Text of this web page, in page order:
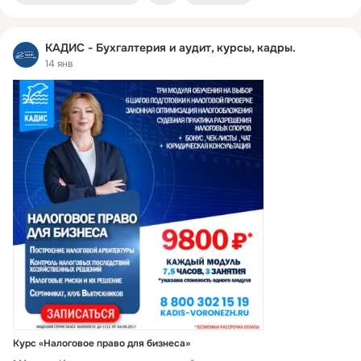
Предпринимателям Правильно ведите бухгалтерский учёт при
продаже товаров через маркетплейсы. Менеджерам Интегрируйте
КАДИС - Бухгалтерия и аудит, курсы, кадры.
14 янв
Курс «Налоговое право для бизнеса»